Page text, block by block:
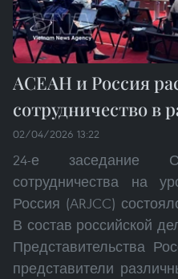
АСЕАН и Россия
сотрудничество в
02/04/2026 13:22
24-е заседание
сотрудничества на
Россия (ARJCC)
В состав российской
Представительства
представители